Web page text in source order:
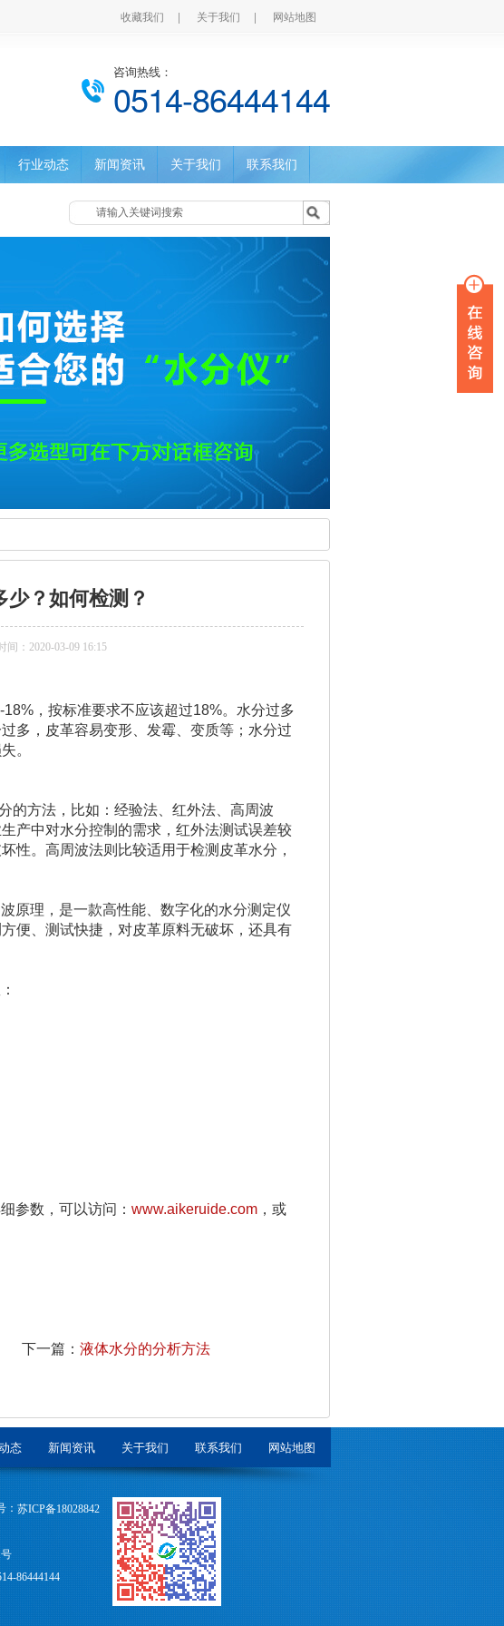
收藏我们 | 关于我们 | 网站地图
咨询热线：
0514-86444144
行业动态 新闻资讯 关于我们 联系我们
？如何检测？
间：2020-03-09 16:15
，按标准要求不应该超过18%。水分过多
多，皮革容易变形、发霉、变质等；水分过
。
方法，比如：经验法、红外法、高周波
产中对水分控制的需求，红外法测试误差较
性。高周波法则比较适用于检测皮革水分，
原理，是一款高性能、数字化的水分测定仪
便、测试快捷，对皮革原料无破坏，还具有
参数，可以访问： www.aikeruide.com ，或
篇： 液体水分的分析方法
态 新闻资讯 关于我们 联系我们 网站地图
苏ICP备18028842
86444144